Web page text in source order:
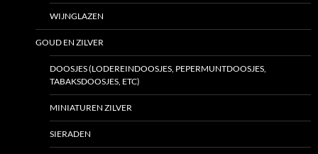
WIJNGLAZEN
GOUD EN ZILVER
DOOSJES (LODEREINDOOSJES, PEPERMUNTDOOSJES,
TABAKSDOOSJES, ETC)
MINIATUREN ZILVER
SIERADEN